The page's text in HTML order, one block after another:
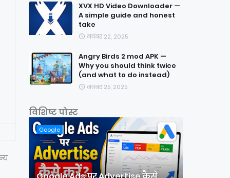
XVX HD Video Downloader —
A simple guide and honest
take
नवंबर 22, 2025
Angry Birds 2 mod APK —
Why you should think twice
(and what to do instead)
नवंबर 25, 2025
विशिष्ट पोस्ट
Google